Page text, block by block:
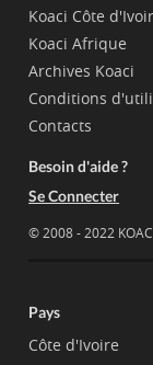
Koaci Côte
Koaci Afrique
Archives Koaci
Conditions
Contacts
Besoin d'aide ?
Se Connecter
© 2008 - 2022
Pays
Côte d'Ivoire